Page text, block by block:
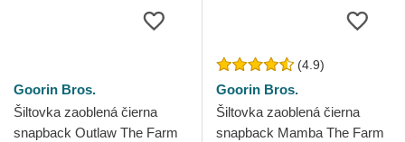
Goorin Bros.
Šiltovka zaoblená čierna
snapback Outlaw The Farm
(4.9)
Goorin Bros.
Šiltovka zaoblená čierna
snapback Mamba The Farm